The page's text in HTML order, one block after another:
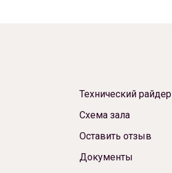
Технический райдер
Схема зала
Оставить отзыв
Документы